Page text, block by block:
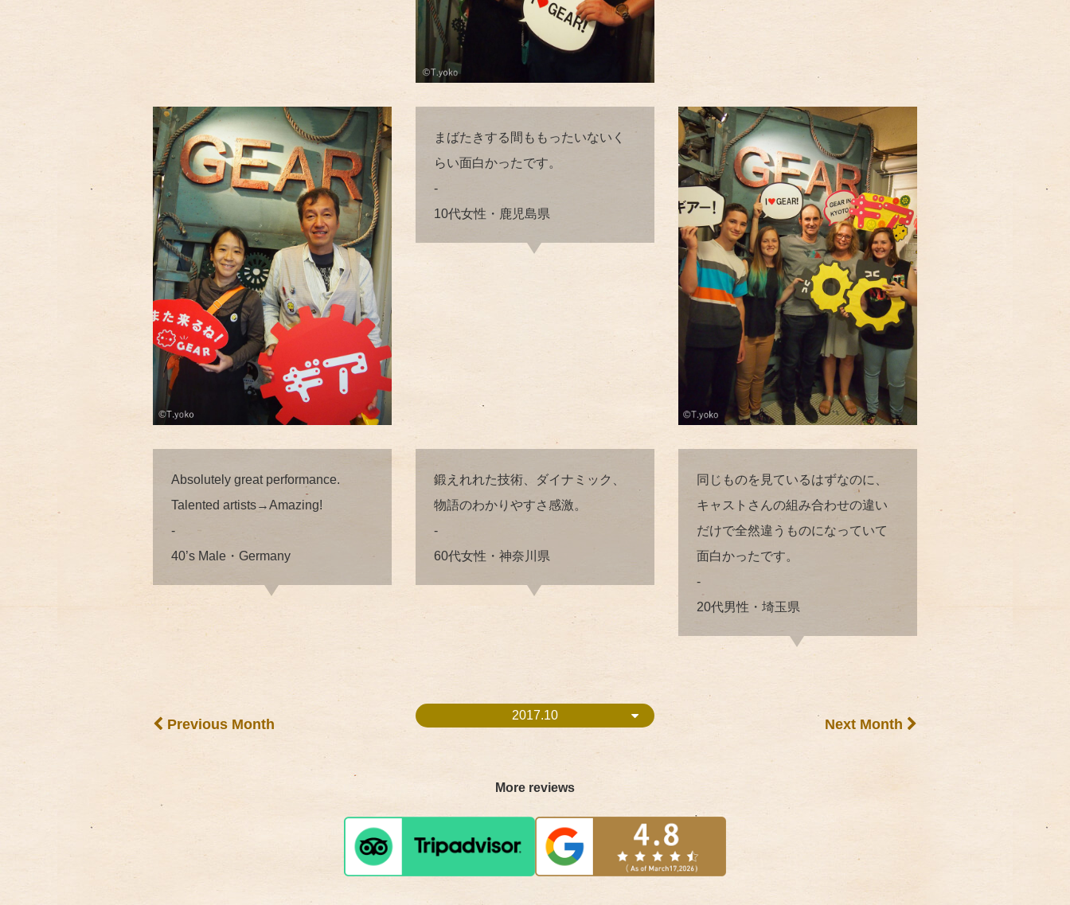
まばたきする間ももったいないく
らい面白かったです。
-
10代女性・鹿児島県
Absolutely great performance.
Talented artists→Amazing!
-
40’s Male・Germany
鍛えれれた技術、ダイナミック、
物語のわかりやすさ感激。
-
60代女性・神奈川県
同じものを見ているはずなのに、
キャストさんの組み合わせの違い
だけで全然違うものになっていて
面白かったです。
-
20代男性・埼玉県
2017.10
Previous Month Next Month
More reviews